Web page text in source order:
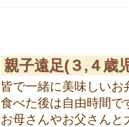
親子遠足(３,４歳
皆で一緒に美味しい
食べた後は自由時間で
お母さんやお父さん